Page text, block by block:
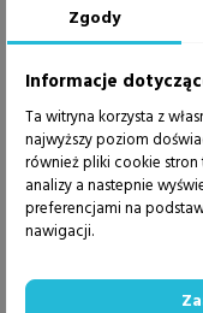
Odżywianie
leczenia wszystkich
wszystkich
żywności
Ważne
Zalecamy po
suchym i
szklanych lub
Zgody
Informacje
Ta witryna korzysta z
najwyższy poziom
również pliki cookie stron
analizy a nastepnie
preferencjami na
nawigacji.